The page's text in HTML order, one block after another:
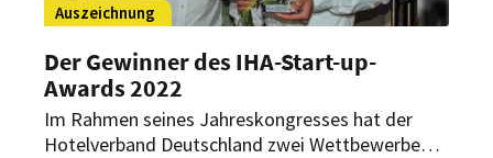
Auszeichnung
Der Gewinner des IHA-Start-up-
Awards 2022
Im Rahmen seines Jahreskongresses hat der
Hotelverband Deutschland zwei Wettbewerbe